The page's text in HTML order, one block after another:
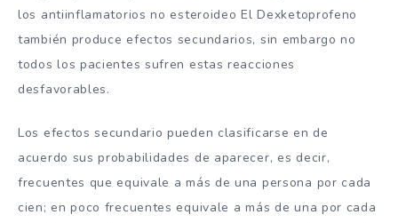
los antiinflamatorios no esteroideo El Dexketoprofeno
también produce efectos secundarios, sin embargo no
todos los pacientes sufren estas reacciones
desfavorables.
Los efectos secundario pueden clasificarse en de
acuerdo sus probabilidades de aparecer, es decir,
frecuentes que equivale a más de una persona por cada
cien; en poco frecuentes equivale a más de una por cada